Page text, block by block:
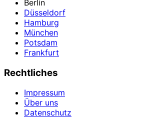
Berlin
Düsseldorf
Hamburg
München
Potsdam
Frankfurt
Rechtliches
Impressum
Über uns
Datenschutz